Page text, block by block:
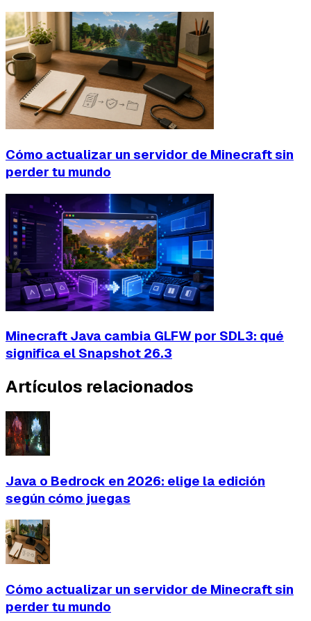
Cómo actualizar un servidor de Minecraft sin
perder tu mundo
Minecraft Java cambia GLFW por SDL3: qué
significa el Snapshot 26.3
Artículos relacionados
Java o Bedrock en 2026: elige la edición
según cómo juegas
Cómo actualizar un servidor de Minecraft sin
perder tu mundo